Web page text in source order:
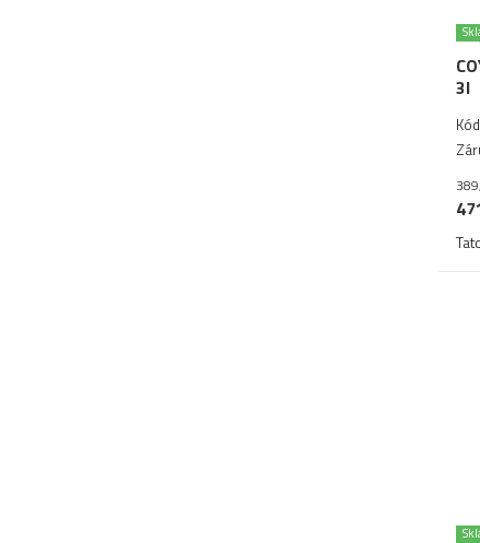
3l